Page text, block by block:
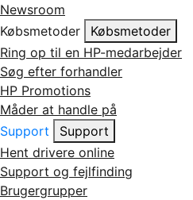
Newsroom
Købsmetoder
Købsmetoder
Ring op til en HP-medarbejder
Søg efter forhandler
HP Promotions
Måder at handle på
Support
Support
Hent drivere online
Support og fejlfinding
Brugergrupper